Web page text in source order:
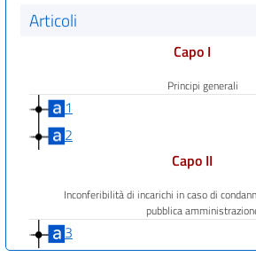
Articoli
Capo I
Principi generali
1
2
Capo II
Inconferibilità di incarichi in caso di
pubblica
3